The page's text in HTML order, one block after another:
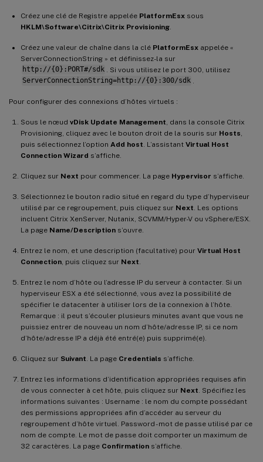
Créez une clé de Registre appelée PlatformEsx sous
HKLM\Software\Citrix\Citrix Provisioning
Créez une valeur de chaîne dans la clé PlatformEsx appelée «
ServerConnectionString » et définissez-la sur
http://{0}:PORT#/sdk
. Si vous utilisez le port 300, utilisez
ServerConnectionString=http://{0}:300/sdk
Pour configurer des connexions d’hôtes virtuels :
Sous le nœud vDisk Update Management , dans la console Citrix
Provisioning, cliquez avec le bouton droit de la souris sur Hosts
puis sélectionnez l’option Add host . L’assistant Virtual Host
Connection Wizard s’affiche.
Cliquez sur Next pour commencer. La page Hypervisor s’affiche.
Sélectionnez le bouton radio situé en regard du type d’hyperviseur
utilisé par ce regroupement, puis cliquez sur Next . Les options
incluent Citrix XenServer, Nutanix, SCVMM/Hyper-V ou vSphere/ESX.
La page Name/Description s’ouvre.
Entrez le nom, et une description (facultative) pour Virtual Host
Connection , puis cliquez sur Next
Entrez le nom d’hôte ou l’adresse IP du serveur à contacter. Si un
hyperviseur ESX a été sélectionné, vous avez la possibilité de
spécifier le datacenter à utiliser lors de la connexion à l’hôte.
Remarque : il peut s’écouler plusieurs minutes avant que vous ne
puissiez entrer de nouveau un nom d’hôte/adresse IP, si ce nom
d’hôte/adresse IP a déjà été entré(e) puis supprimé(e).
Cliquez sur Suivant . La page Credentials s’affiche.
Entrez les informations d’identification appropriées requises afin
de vous connecter à cet hôte, puis cliquez sur Next . Spécifiez les
informations suivantes : Username : le nom du compte possédant
des permissions appropriées afin d’accéder au serveur du
regroupement d’hôte virtuel. Password - mot de passe utilisé par ce
nom de compte. Le mot de passe doit comporter un maximum de
32 caractères. La page Confirmation s’affiche.